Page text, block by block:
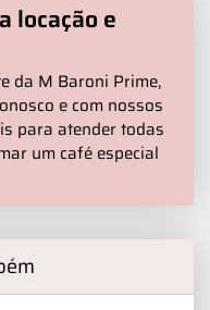
locação e
da M Baroni Prime,
e com nossos
para atender todas
um café especial